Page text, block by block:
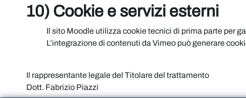
10) Cookie e servizi esterni
Il sito Moodle utilizza cookie tecnici di prima parte per
L’integrazione di contenuti da Vimeo può generare
Il rappresentante legale del Titolare del trattamento
Dott. Fabrizio Piazzi